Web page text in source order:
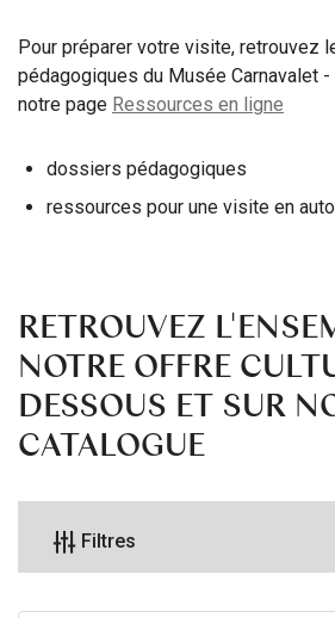
Pour préparer votre visite, retrouvez
pédagogiques du Musée Carnavalet
notre page Ressources en ligne
dossiers pédagogiques
ressources pour une visite en
RETROUVEZ
NOTRE OFFRE
DESSOUS ET SUR
CATALOGUE
Filtres